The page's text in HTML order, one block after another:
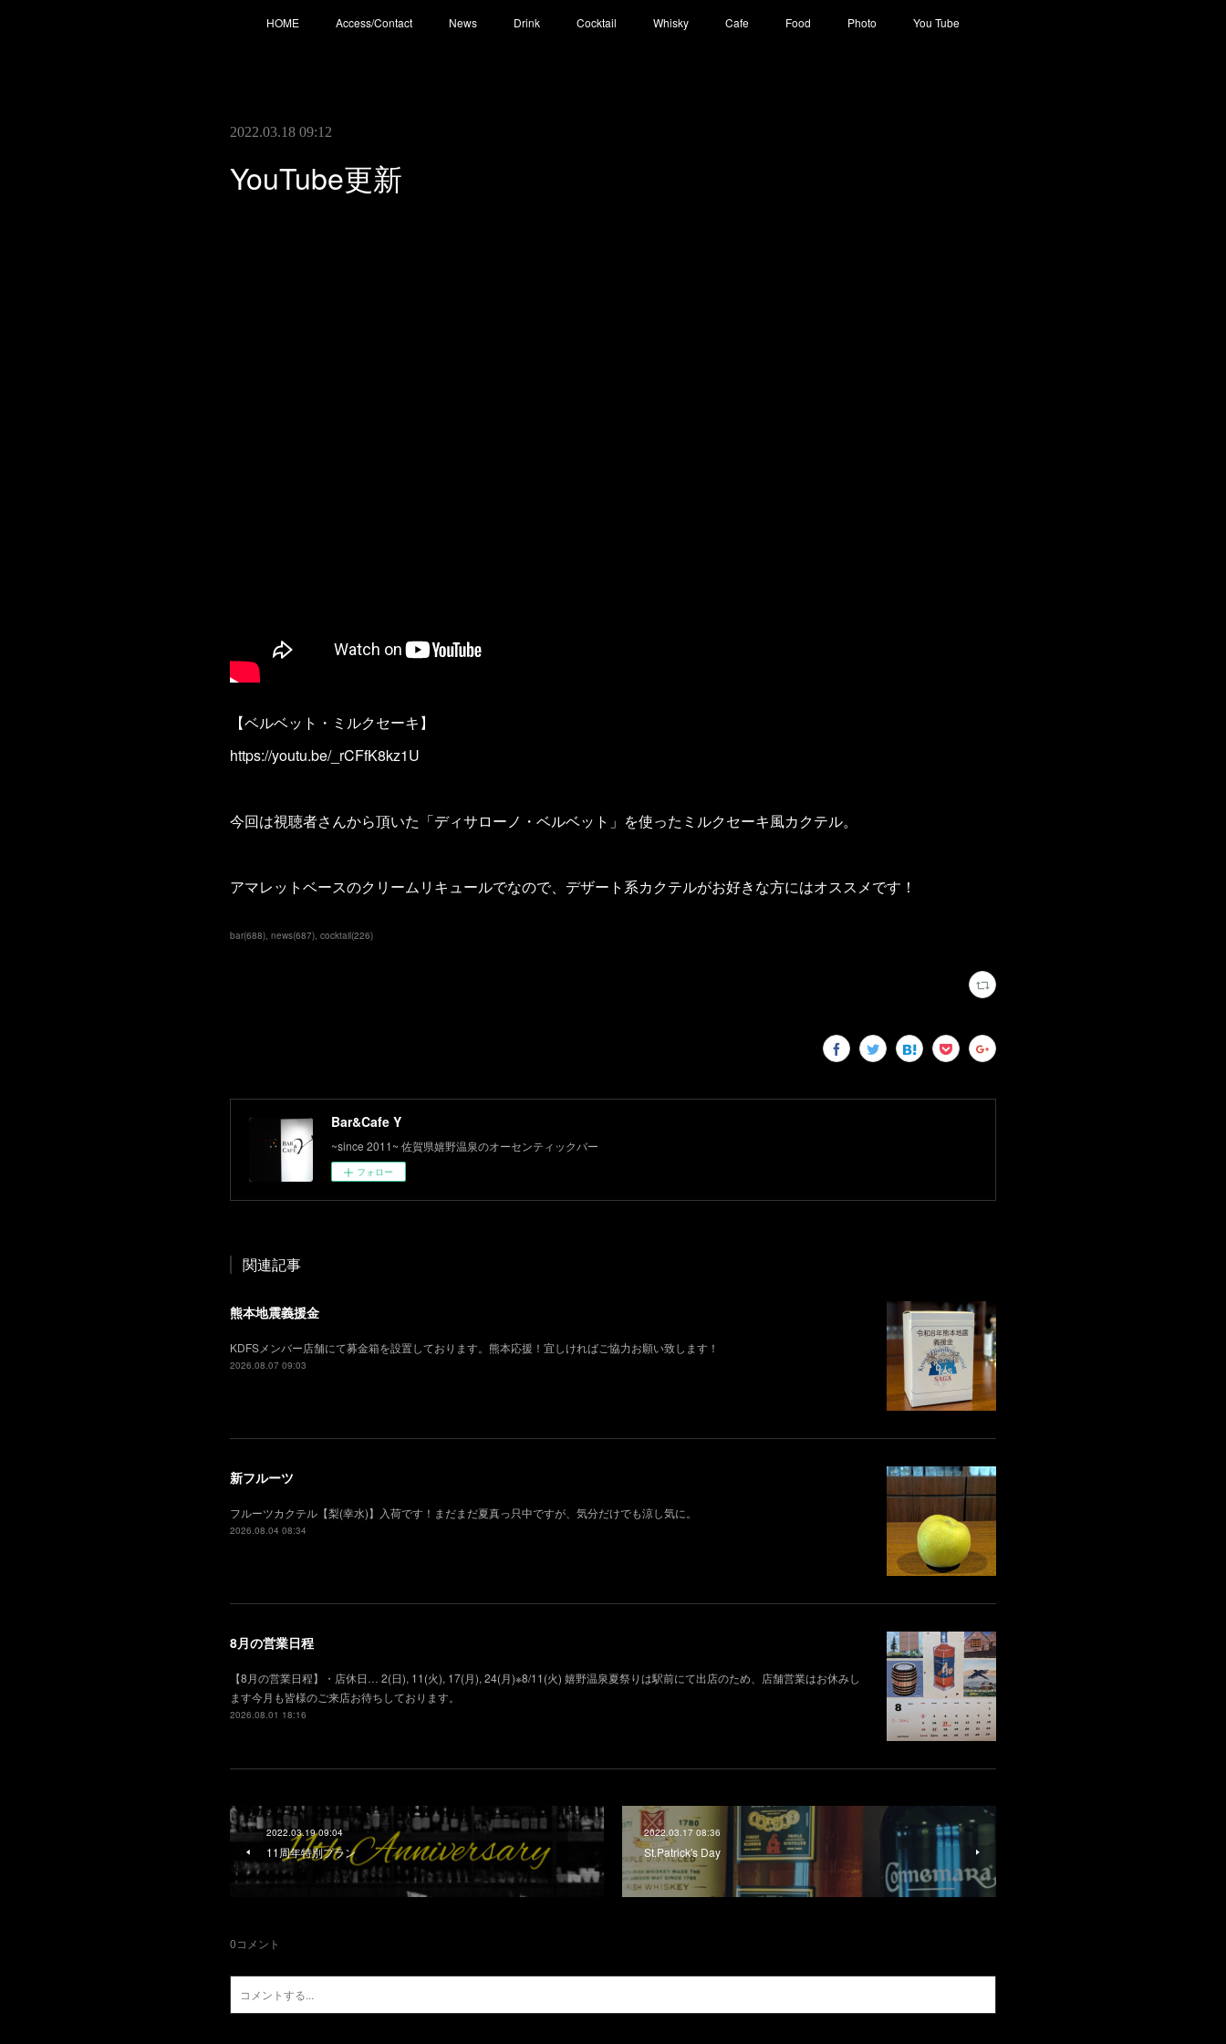
HOME Access/Contact News Drink Cocktail Whisky Cafe Food Photo You Tube
2022.03.18 09:12
YouTube更新
【ベルベット・ミルクセーキ】
https://youtu.be/_rCFfK8kz1U
今回は視聴者さんから頂いた「ディサローノ・ベルベット」を使ったミルクセーキ風カクテル。
アマレットベースのクリームリキュールでなので、デザート系カクテルがお好きな方にはオススメです！
bar(688) news(687) cocktail(226)
Bar&Cafe Y
~since 2011~ 佐賀県嬉野温泉のオーセンティックバー
フォロー
関連記事
熊本地震義援金
KDFSメンバー店舗にて募金箱を設置しております。熊本応援！宜しければご協力お願い致します！
2026.08.07 09:03
新フルーツ
フルーツカクテル【梨(幸水)】入荷です！まだまだ夏真っ只中ですが、気分だけでも涼し気に。
2026.08.04 08:34
8月の営業日程
【8月の営業日程】・店休日… 2(日), 11(火), 17(月), 24(月)※8/11(火) 嬉野温泉夏祭りは駅前にて出店のため、店舗営業はお休みし
ます今月も皆様のご来店お待ちしております。
2026.08.01 18:16
2022.03.19 09:04
11周年特別プラン
2022.03.17 08:36
St.Patrick's Day
0コメント